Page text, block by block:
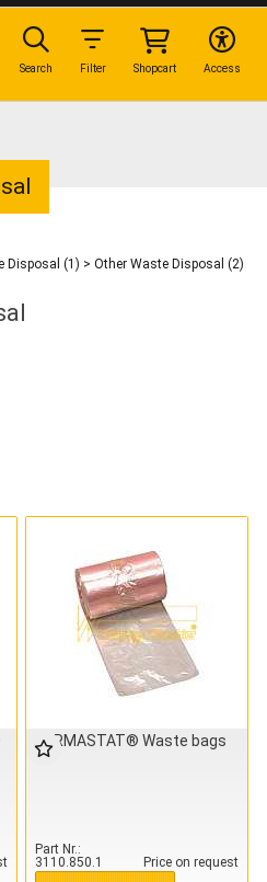
Disposal (1) > Other Waste Disposal (2)
PERMASTAT® Waste bags
Part Nr.
3110.850.1
Price on request
Access
Shopcart
Filter
Search